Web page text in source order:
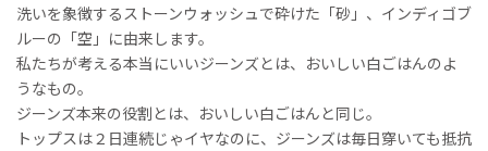
洗いを象徴するストーンウォッシュで砕けた「砂」、インディゴブ
ルーの「空」に由来します。
私たちが考える本当にいいジーンズとは、おいしい白ごはんのよ
うなもの。
ジーンズ本来の役割とは、おいしい白ごはんと同じ。
トップスは２日連続じゃイヤなのに、ジーンズは毎日穿いても抵抗